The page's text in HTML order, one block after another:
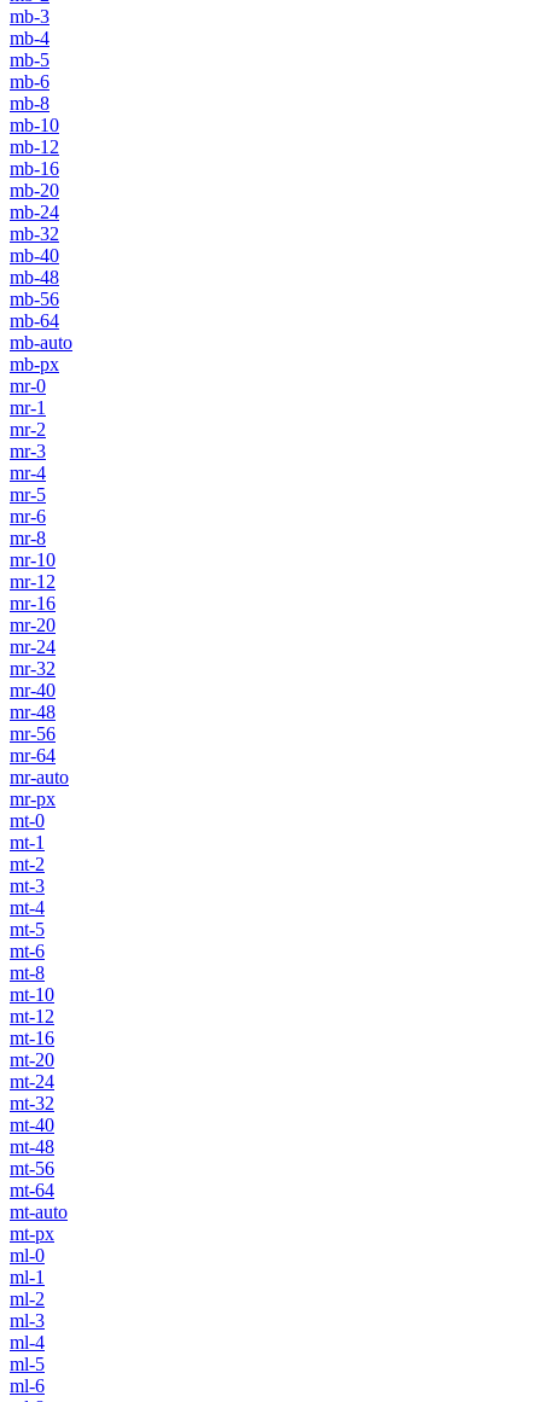
mb-3
mb-4
mb-5
mb-6
mb-8
mb-10
mb-12
mb-16
mb-20
mb-24
mb-32
mb-40
mb-48
mb-56
mb-64
mb-auto
mb-px
mr-0
mr-1
mr-2
mr-3
mr-4
mr-5
mr-6
mr-8
mr-10
mr-12
mr-16
mr-20
mr-24
mr-32
mr-40
mr-48
mr-56
mr-64
mr-auto
mr-px
mt-0
mt-1
mt-2
mt-3
mt-4
mt-5
mt-6
mt-8
mt-10
mt-12
mt-16
mt-20
mt-24
mt-32
mt-40
mt-48
mt-56
mt-64
mt-auto
mt-px
ml-0
ml-1
ml-2
ml-3
ml-4
ml-5
ml-6